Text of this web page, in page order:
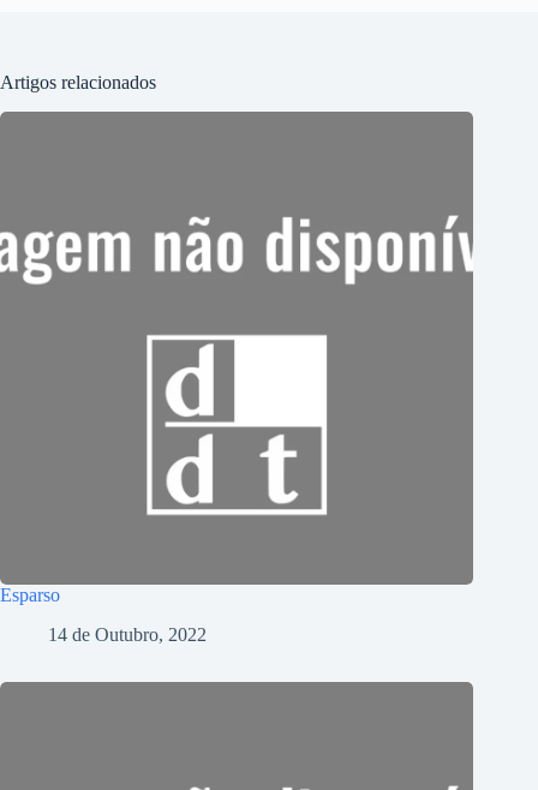
Artigos relacionados
Esparso
14 de Outubro, 2022